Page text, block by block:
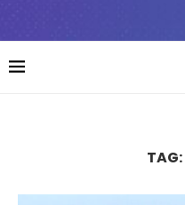
TAG: